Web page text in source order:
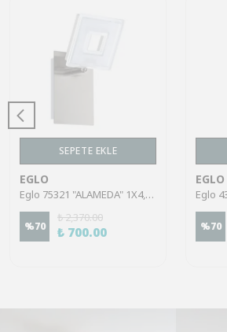
SEPETE EKLE
EGLO
Eglo 75321 "ALAMEDA" 1X4,5W Çelik Nikel Mat Sıva Üstü Spot
%70
₺ 2,370.00
₺ 700.00
EGLO
%70